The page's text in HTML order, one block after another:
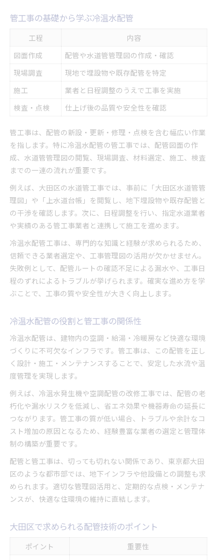
管工事の基礎から学ぶ冷温水配管
工程
内容
図面作成
配管や水道管管理図の作成・確認
現場調査
現地で埋設物や既存配管を特定
施工
業者と日程調整のうえで工事を実施
検査・点検
仕上げ後の品質や安全性を確認
管工事は、配管の新設・更新・修理・点検を含む幅広い作業
を指します。特に冷温水配管の管工事では、配管図面の作
成、水道管管理図の閲覧、現場調査、材料選定、施工、検査
までの一連の流れが重要です。
例えば、大田区の水道管工事では、事前に「大田区水道管管
理図」や「上水道台帳」を閲覧し、地下埋設物や既存配管と
の干渉を確認します。次に、日程調整を行い、指定水道業者
や実績のある管工事業者と連携して施工を進めます。
冷温水配管工事は、専門的な知識と経験が求められるため、
信頼できる業者選定や、工事管理図の活用が欠かせません。
失敗例として、配管ルートの確認不足による漏水や、工事日
程のずれによるトラブルが挙げられます。確実な進め方を学
ぶことで、工事の質や安全性が大きく向上します。
冷温水配管の役割と管工事の関係性
冷温水配管は、建物内の空調・給湯・冷暖房など快適な環境
づくりに不可欠なインフラです。管工事は、この配管を正し
く設計・施工・メンテナンスすることで、安定した水流や温
度管理を実現します。
例えば、冷温水発生機や空調配管の改修工事では、配管の老
朽化や漏水リスクを低減し、省エネ効果や機器寿命の延長に
つながります。管工事の質が低い場合、トラブルや余計なコ
スト増加の原因となるため、経験豊富な業者の選定と管理体
制の構築が重要です。
配管と管工事は、切っても切れない関係であり、東京都大田
区のような都市部では、地下インフラや他設備との調整も求
められます。適切な管理図活用と、定期的な点検・メンテナ
ンスが、快適な住環境の維持に直結します。
大田区で求められる配管技術のポイント
ポイント
重要性